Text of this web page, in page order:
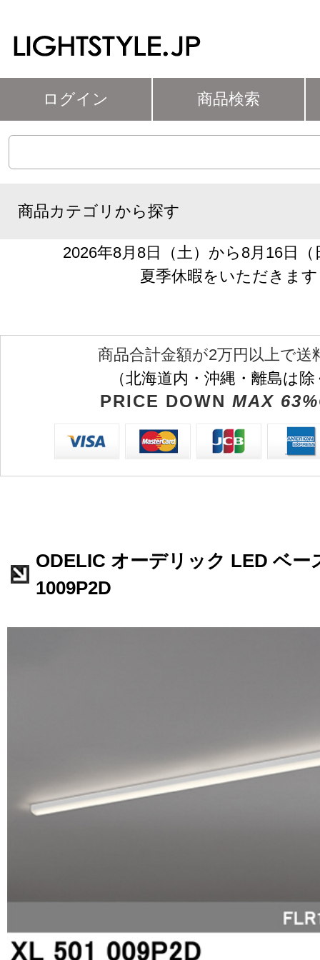
ログイン 商品検索
商品カテゴリから探す
2026年8月8日（土）から8月16日
夏季休暇をいただきます
商品合計金額が2万円以上で送
（北海道内・沖縄・離島は
PRICE DOWN MAX
ODELIC オーデリック LED ベー
1009P2D